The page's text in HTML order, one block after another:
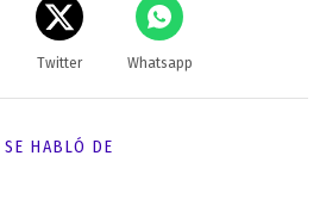
Twitter Whatsapp
SE HABLÓ DE